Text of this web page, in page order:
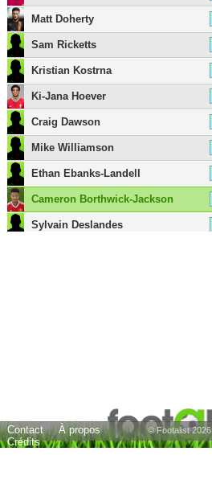
Matt Doherty
Sam Ricketts
Kristian Kostrna
Ki-Jana Hoever
Craig Dawson
Mike Williamson
Ethan Ebanks-Landell
Cameron Borthwick-Jackson
Sylvain Deslandes
David Edwards
Contact
À propos
Crédits
© Footalist 2026